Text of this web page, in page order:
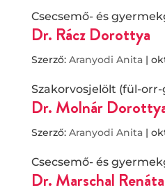
Csecsemő- és
Dr. Rácz Dorottya
Szerző: Aranyodi Anita|
Szakorvosjelölt (fül-orr-
Dr. Molnár
Szerző: Aranyodi Anita|
Csecsemő- és
Dr. Marschal Renáta